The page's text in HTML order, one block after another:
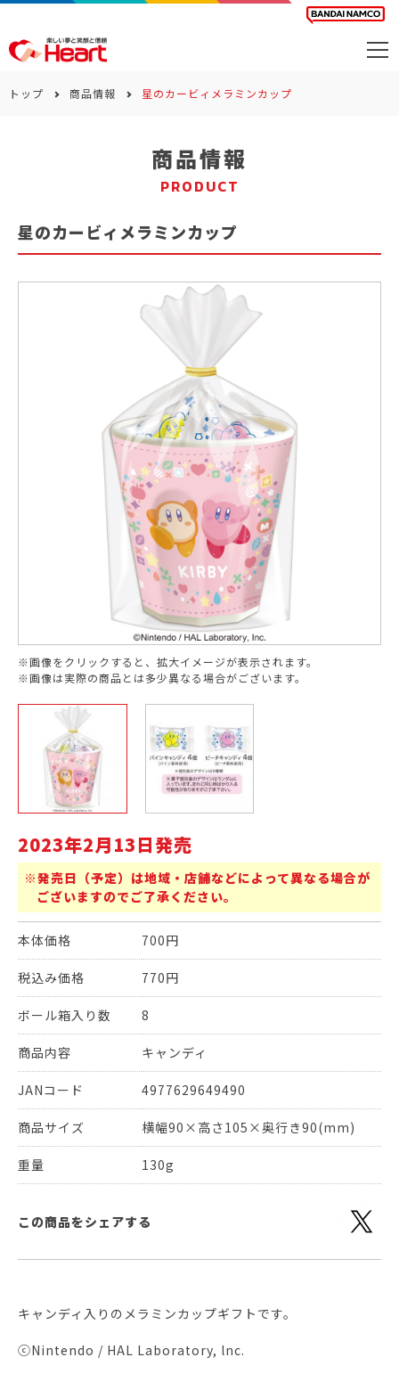
サステナビリティ
トップ 商品情報 星のカービィメラミンカップ
商品情報
PRODUCT
星のカービィメラミンカップ
※画像をクリックすると、拡大イメージが表示されます。
※画像は実際の商品とは多少異なる場合がございます。
2023年2月13日発売
※発売日（予定）は地域・店舗などによって異なる場合が
ございますのでご了承ください。
本体価格 700円
税込み価格 770円
ボール箱入り数 8
商品内容 キャンディ
JANコード 4977629649490
商品サイズ 横幅90×高さ105×奥行き90(mm)
重量 130g
この商品をシェアする
キャンディ入りのメラミンカップギフトです。
ⓒNintendo / HAL Laboratory, lnc.